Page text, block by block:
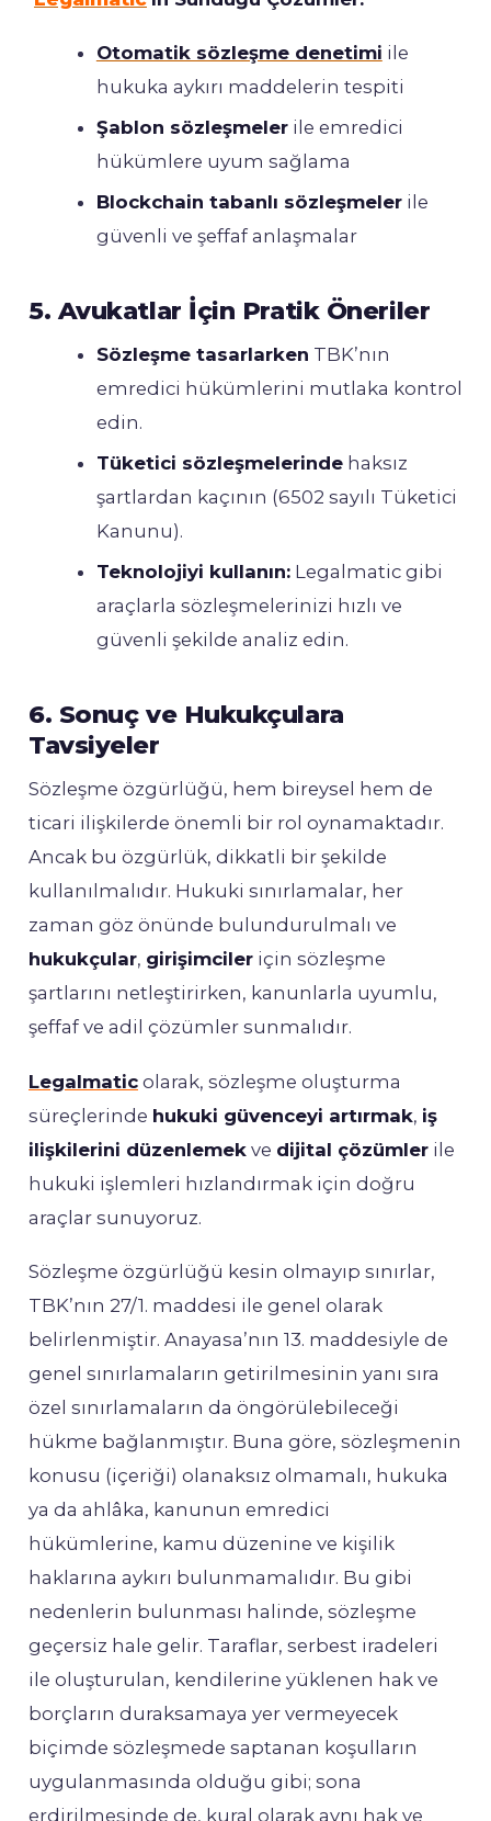
Otomatik sözleşme denetimi ile
hukuka aykırı maddelerin tespiti
Şablon sözleşmelerile emredici
hükümlere uyum sağlama
Blockchain tabanlı sözleşmelerile
güvenli ve şeffaf anlaşmalar
5. Avukatlar İçin Pratik Öneriler
Sözleşme tasarlarken TBK’nın
emredici hükümlerini mutlaka kontrol
edin.
Tüketici sözleşmelerindehaksız
şartlardan kaçının (6502 sayılı Tüketici
Kanunu).
Teknolojiyi kullanın:Legalmatic gibi
araçlarla sözleşmelerinizi hızlı ve
güvenli şekilde analiz edin.
6. Sonuç ve Hukukçulara
Tavsiyeler
Sözleşme özgürlüğü, hem bireysel hem de
ticari ilişkilerde önemli bir rol oynamaktadır.
Ancak bu özgürlük, dikkatli bir şekilde
kullanılmalıdır. Hukuki sınırlamalar, her
zaman göz önünde bulundurulmalı ve
hukukçular, girişimciler için sözleşme
şartlarını netleştirirken, kanunlarla uyumlu,
şeffaf ve adil çözümler sunmalıdır.
Legalmatic olarak, sözleşme oluşturma
süreçlerinde hukuki güvenceyi artırmak, iş
ilişkilerini düzenlemek ve dijital çözümler ile
hukuki işlemleri hızlandırmak için doğru
araçlar sunuyoruz.
Sözleşme özgürlüğü kesin olmayıp sınırlar,
TBK’nın 27/1. maddesi ile genel olarak
belirlenmiştir. Anayasa’nın 13. maddesiyle de
genel sınırlamaların getirilmesinin yanı sıra
özel sınırlamaların da öngörülebileceği
hükme bağlanmıştır. Buna göre, sözleşmenin
konusu (içeriği) olanaksız olmamalı, hukuka
ya da ahlâka, kanunun emredici
hükümlerine, kamu düzenine ve kişilik
haklarına aykırı bulunmamalıdır. Bu gibi
nedenlerin bulunması halinde, sözleşme
geçersiz hale gelir. Taraflar, serbest iradeleri
ile oluşturulan, kendilerine yüklenen hak ve
borçların duraksamaya yer vermeyecek
biçimde sözleşmede saptanan koşulların
uygulanmasında olduğu gibi; sona
erdirilmesinde de, kural olarak aynı hak ve